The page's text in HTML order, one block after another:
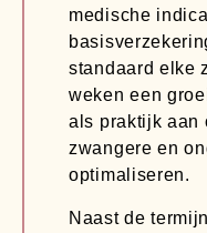
medische
standaard elke
weken een
als praktijk aan
zwangere en
optimaliseren.
Naast de